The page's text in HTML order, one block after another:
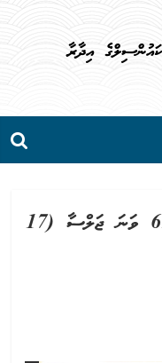
Skip
އިދާރާ
ކައުންސިލްގެ 04 ވަނަ ދައުރުގެ 61 ވަނަ ޖަލްސާ (17